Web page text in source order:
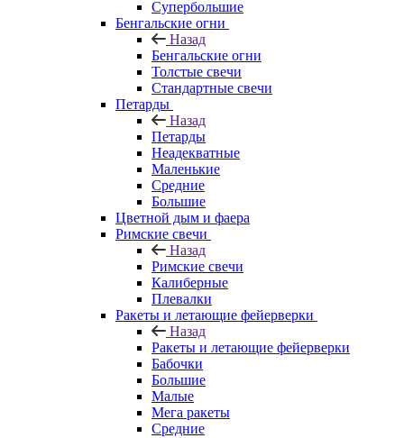
Супербольшие
Бенгальские огни
Назад
Бенгальские огни
Толстые свечи
Стандартные свечи
Петарды
Назад
Петарды
Неадекватные
Маленькие
Средние
Большие
Цветной дым и фаера
Римские свечи
Назад
Римские свечи
Калиберные
Плевалки
Ракеты и летающие фейерверки
Назад
Ракеты и летающие фейерверки
Бабочки
Большие
Малые
Мега ракеты
Средние